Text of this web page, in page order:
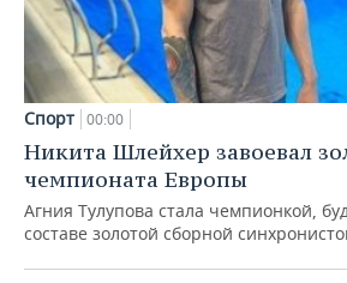
Спорт 00:00
Никита Шлейхер завоевал
чемпионата Европы
Агния Тулупова стала чемпионкой,
составе золотой сборной